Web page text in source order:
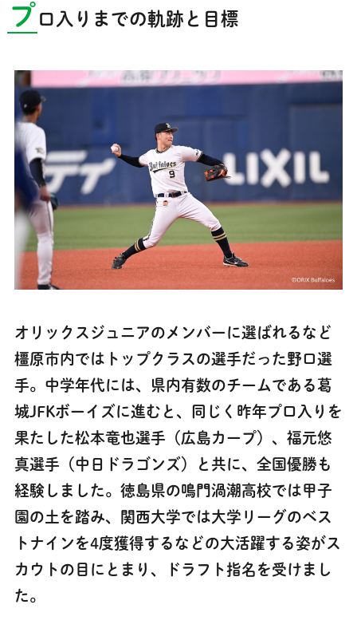
プ ロ入りまでの軌跡と目標
オリックスジュニアのメンバーに選ばれるなど
橿原市内ではトップクラスの選手だった野口選
手。中学年代には、県内有数のチームである葛
城JFKボーイズに進むと、同じく昨年プロ入りを
果たした松本竜也選手（広島カープ）、福元悠
真選手（中日ドラゴンズ）と共に、全国優勝も
経験しました。徳島県の鳴門渦潮高校では甲子
園の土を踏み、関西大学では大学リーグのベス
トナインを4度獲得するなどの大活躍する姿がス
カウトの目にとまり、ドラフト指名を受けまし
た。